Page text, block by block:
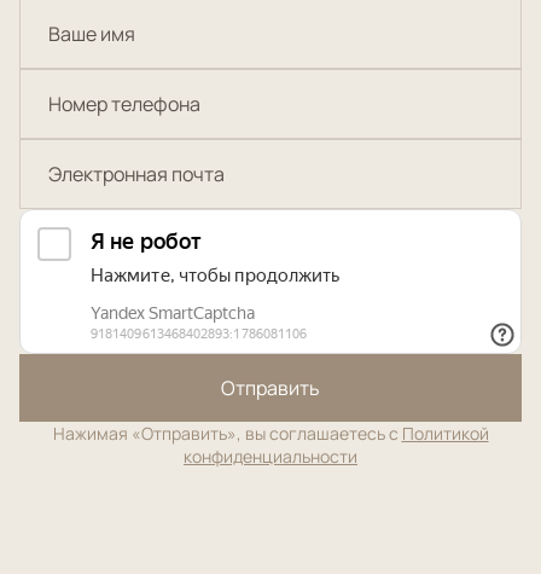
Отправить
Нажимая «Отправить», вы соглашаетесь с Политикой
конфиденциальности